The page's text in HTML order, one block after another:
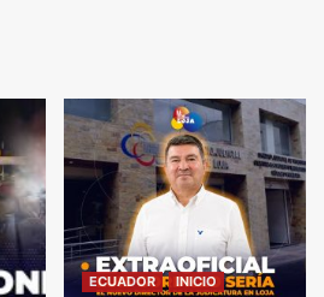
ECUADOR
INICIO